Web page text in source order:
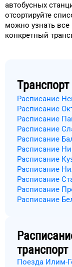
автобусных
отсортируйте
можно узнать все
конкретный
Расписание
Расписание
Расписание
Расписание
Расписание
Расписание
Расписание
Расписание
Расписание
Расписание
Расписание
транспорт
Поезда Илим-